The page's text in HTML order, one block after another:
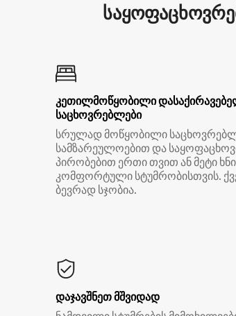
კეთილმოწყობილი
საცხოვრებლები
სრულად მოწყობილი
სამზარეულოებით და
პირობებით ერთი თვით ან მეტი
კომფორტული სტუმრობისთვის.
ბევრად სჯობია.
დაჯავშნეთ მშვიდად